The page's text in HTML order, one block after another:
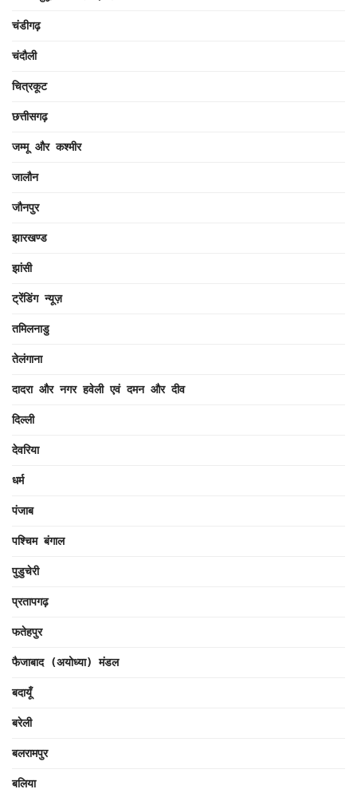
चंडीगढ़
चंदौली
चित्रकूट
छत्तीसगढ़
जम्मू और कश्मीर
जालौन
जौनपुर
झारखण्ड
झांसी
ट्रेंडिंग न्यूज़
तमिलनाडु
तेलंगाना
दादरा और नगर हवेली एवं दमन और दीव
दिल्ली
देवरिया
धर्म
पंजाब
पश्चिम बंगाल
पुडुचेरी
प्रतापगढ़
फतेहपुर
फैजाबाद (अयोध्या) मंडल
बदायूँ
बरेली
बलरामपुर
बलिया